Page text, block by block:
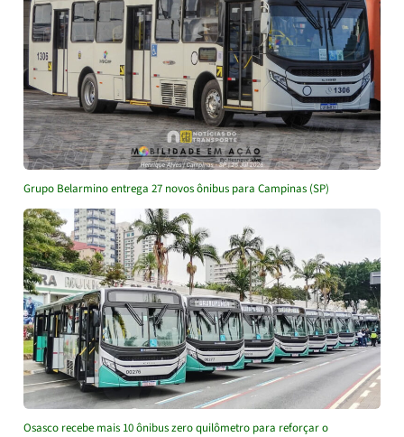
Grupo Belarmino entrega 27 novos ônibus para Campinas (SP)
Osasco recebe mais 10 ônibus zero quilômetro para reforçar o